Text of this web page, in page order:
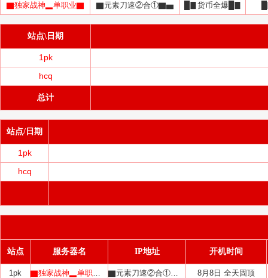
▇独家战神▂单职业▇ ▇元素刀速②合①▇▅ █▊货币全爆█▊
站点\日期
1pk
hcq
总计
站点/日期
1pk
hcq
站点 服务器名 IP地址 开机时间
1pk ▇独家战神▂单职业▇ ▇元素刀速②合①▇▅ 8月8日 全天固顶